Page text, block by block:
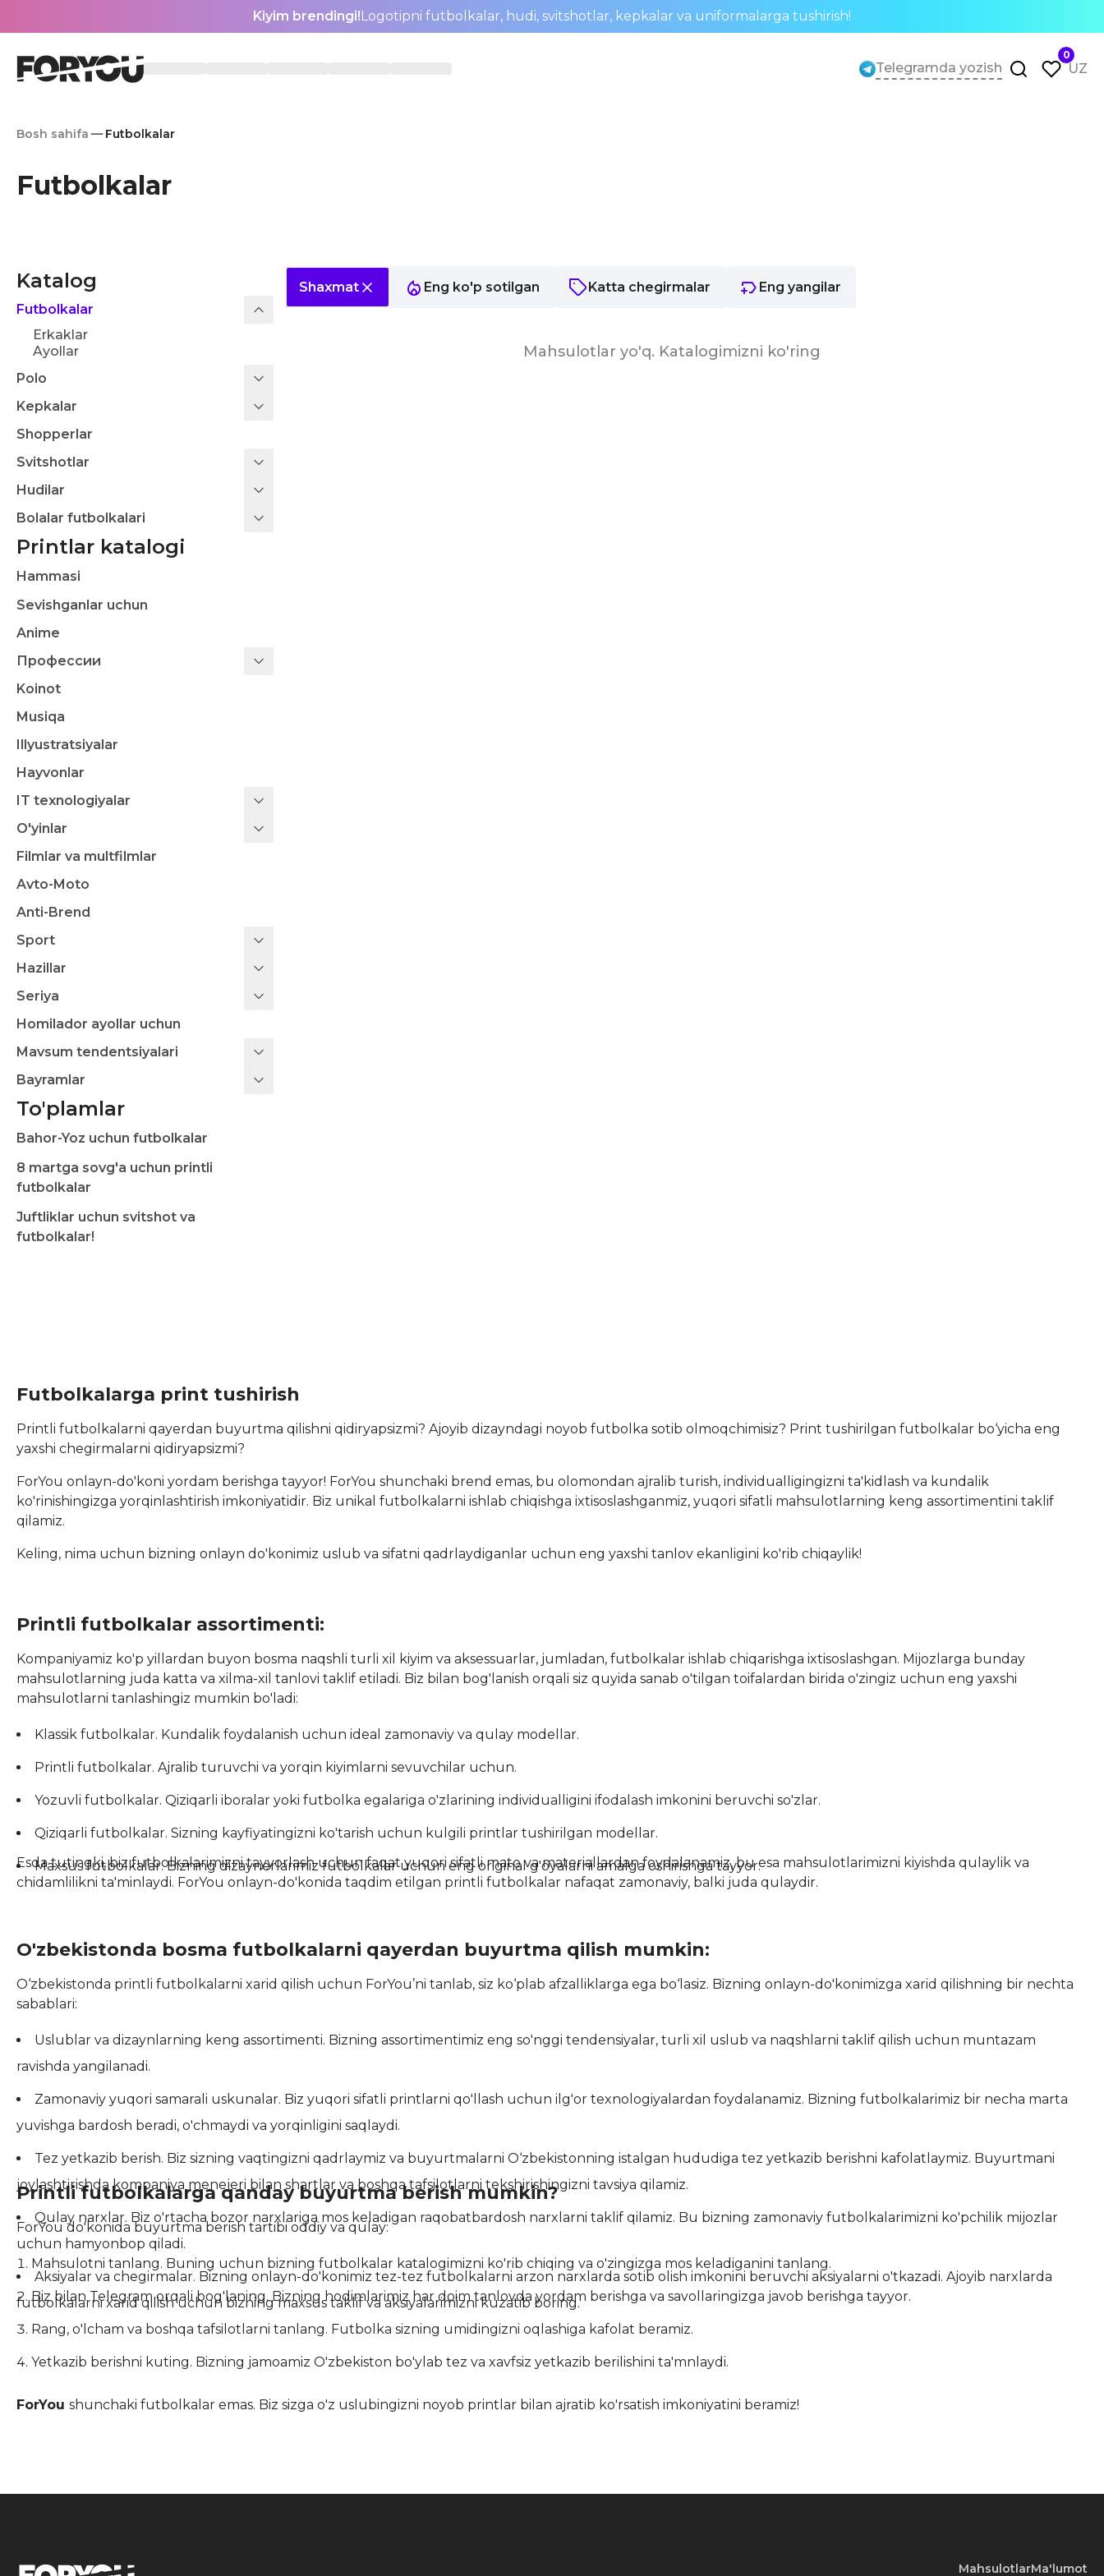
Kiyim brendingi!Logotipni futbolkalar, hudi, svitshotlar, kepkalar va uniformalarga tushirish!
Telegramda yozish
0
UZ
Bosh sahifa Futbolkalar
Futbolkalar
Katalog
Futbolkalar
Erkaklar
Ayollar
Polo
Kepkalar
Shopperlar
Svitshotlar
Hudilar
Bolalar futbolkalari
Printlar katalogi
Hammasi
Sevishganlar uchun
Anime
Профессии
Koinot
Musiqa
Illyustratsiyalar
Hayvonlar
IT texnologiyalar
O'yinlar
Filmlar va multfilmlar
Avto-Moto
Anti-Brend
Sport
Hazillar
Seriya
Homilador ayollar uchun
Mavsum tendentsiyalari
Bayramlar
To'plamlar
Bahor-Yoz uchun futbolkalar
8 martga sovg'a uchun printli
futbolkalar
Juftliklar uchun svitshot va
futbolkalar!
Shaxmat Eng ko'p sotilgan Katta chegirmalar Eng yangilar
Mahsulotlar yo'q. Katalogimizni ko'ring
Futbolkalarga print tushirish
Printli futbolkalarni qayerdan buyurtma qilishni qidiryapsizmi? Ajoyib dizayndagi noyob futbolka sotib olmoqchimisiz? Print tushirilgan futbolkalar bo‘yicha eng
yaxshi chegirmalarni qidiryapsizmi?
ForYou onlayn-do'koni yordam berishga tayyor! ForYou shunchaki brend emas, bu olomondan ajralib turish, individualligingizni ta'kidlash va kundalik
ko'rinishingizga yorqinlashtirish imkoniyatidir. Biz unikal futbolkalarni ishlab chiqishga ixtisoslashganmiz, yuqori sifatli mahsulotlarning keng assortimentini taklif
qilamiz.
Keling, nima uchun bizning onlayn do'konimiz uslub va sifatni qadrlaydiganlar uchun eng yaxshi tanlov ekanligini ko'rib chiqaylik!
Printli futbolkalar assortimenti:
Kompaniyamiz ko'p yillardan buyon bosma naqshli turli xil kiyim va aksessuarlar, jumladan, futbolkalar ishlab chiqarishga ixtisoslashgan. Mijozlarga bunday
mahsulotlarning juda katta va xilma-xil tanlovi taklif etiladi. Biz bilan bog'lanish orqali siz quyida sanab o'tilgan toifalardan birida o'zingiz uchun eng yaxshi
mahsulotlarni tanlashingiz mumkin bo'ladi:
Klassik futbolkalar. Kundalik foydalanish uchun ideal zamonaviy va qulay modellar.
Printli futbolkalar. Ajralib turuvchi va yorqin kiyimlarni sevuvchilar uchun.
Yozuvli futbolkalar. Qiziqarli iboralar yoki futbolka egalariga o'zlarining individualligini ifodalash imkonini beruvchi so'zlar.
Qiziqarli futbolkalar. Sizning kayfiyatingizni ko'tarish uchun kulgili printlar tushirilgan modellar.
Maxsus futbolkalar. Bizning dizaynerlarimiz futbolkalar uchun eng original g'oyalarni amalga oshirishga tayyor.
Esda tutingki, biz futbolkalarimizni tayyorlash uchun faqat yuqori sifatli mato va materiallardan foydalanamiz, bu esa mahsulotlarimizni kiyishda qulaylik va
chidamlilikni ta'minlaydi. ForYou onlayn-do'konida taqdim etilgan printli futbolkalar nafaqat zamonaviy, balki juda qulaydir.
O'zbekistonda bosma futbolkalarni qayerdan buyurtma qilish mumkin:
O‘zbekistonda printli futbolkalarni xarid qilish uchun ForYou’ni tanlab, siz ko‘plab afzalliklarga ega bo‘lasiz. Bizning onlayn-do'konimizga xarid qilishning bir nechta
sabablari:
Uslublar va dizaynlarning keng assortimenti. Bizning assortimentimiz eng so'nggi tendensiyalar, turli xil uslub va naqshlarni taklif qilish uchun muntazam
ravishda yangilanadi.
Zamonaviy yuqori samarali uskunalar. Biz yuqori sifatli printlarni qo'llash uchun ilg'or texnologiyalardan foydalanamiz. Bizning futbolkalarimiz bir necha marta
yuvishga bardosh beradi, o'chmaydi va yorqinligini saqlaydi.
Tez yetkazib berish. Biz sizning vaqtingizni qadrlaymiz va buyurtmalarni O‘zbekistonning istalgan hududiga tez yetkazib berishni kafolatlaymiz. Buyurtmani
joylashtirishda kompaniya menejeri bilan shartlar va boshqa tafsilotlarni tekshirishingizni tavsiya qilamiz.
Qulay narxlar. Biz o'rtacha bozor narxlariga mos keladigan raqobatbardosh narxlarni taklif qilamiz. Bu bizning zamonaviy futbolkalarimizni ko'pchilik mijozlar
uchun hamyonbop qiladi.
Aksiyalar va chegirmalar. Bizning onlayn-do'konimiz tez-tez futbolkalarni arzon narxlarda sotib olish imkonini beruvchi aksiyalarni o'tkazadi. Ajoyib narxlarda
futbolkalarni xarid qilish uchun bizning maxsus taklif va aksiyalarimizni kuzatib boring.
Printli futbolkalarga qanday buyurtma berish mumkin?
ForYou do'konida buyurtma berish tartibi oddiy va qulay:
Mahsulotni tanlang. Buning uchun bizning futbolkalar katalogimizni ko'rib chiqing va o'zingizga mos keladiganini tanlang.
Biz bilan Telegram orqali bog'laning. Bizning hodimlarimiz har doim tanlovda yordam berishga va savollaringizga javob berishga tayyor.
Rang, o'lcham va boshqa tafsilotlarni tanlang. Futbolka sizning umidingizni oqlashiga kafolat beramiz.
Yetkazib berishni kuting. Bizning jamoamiz O'zbekiston bo'ylab tez va xavfsiz yetkazib berilishini ta'mnlaydi.
ForYou shunchaki futbolkalar emas. Biz sizga o'z uslubingizni noyob printlar bilan ajratib ko'rsatish imkoniyatini beramiz!
MahsulotlarMa'lumot